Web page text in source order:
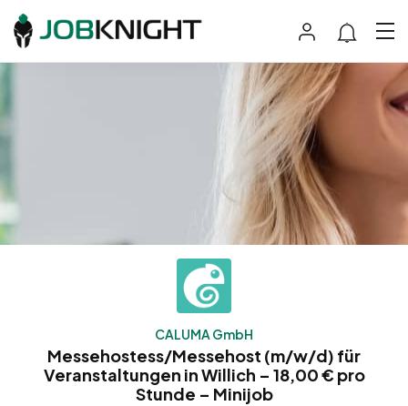
CALUMA GmbH
Messehostess/Messehost (m/w/d) für
Veranstaltungen in Willich – 18,00 € pro
Stunde – Minijob